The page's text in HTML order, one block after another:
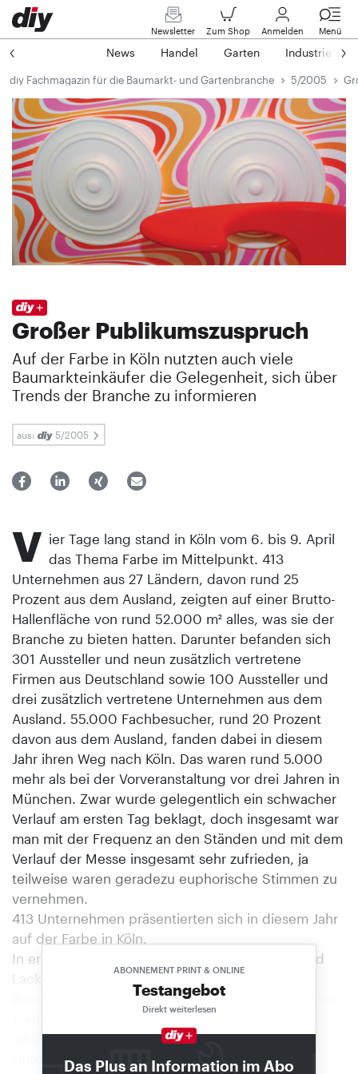
Newsletter Zum Shop Anmelden Menü
News Handel Garten Industrie
diy Fachmagazin für die Baumarkt- und Gartenbranche 5/2005
Großer Publikumszuspruch
Auf der Farbe in Köln nutzten auch viele
Baumarkteinkäufer die Gelegenheit, sich über
Trends der Branche zu informieren
aus: 5/2005
Das Plus an Information im Abo
ABONNEMENT PRINT & ONLINE
Testangebot
Direkt weiterlesen
V ier Tage lang stand in Köln vom 6. bis 9. April
das Thema Farbe im Mittelpunkt. 413
Unternehmen aus 27 Ländern, davon rund 25
Prozent aus dem Ausland, zeigten auf einer Brutto-
Hallenfläche von rund 52.000 m² alles, was sie der
Branche zu bieten hatten. Darunter befanden sich
301 Aussteller und neun zusätzlich vertretene
Firmen aus Deutschland sowie 100 Aussteller und
drei zusätzlich vertretene Unternehmen aus dem
Ausland. 55.000 Fachbesucher, rund 20 Prozent
davon aus dem Ausland, fanden dabei in diesem
Jahr ihren Weg nach Köln. Das waren rund 5.000
mehr als bei der Vorveranstaltung vor drei Jahren in
München. Zwar wurde gelegentlich ein schwacher
Verlauf am ersten Tag beklagt, doch insgesamt war
man mit der Frequenz an den Ständen und mit dem
Verlauf der Messe insgesamt sehr zufrieden, ja
teilweise waren geradezu euphorische Stimmen zu
vernehmen.
413 Unternehmen präsentierten sich in diesem Jahr
auf der Farbe in Köln.
In erster Linie richtet sich die Farbe an Maler und
Lackierer. Doch auch die Einkäufer aus den
Baumärkten nutzen dort die Gelegenheit, sich über
Trends in den gezeigten Produktsegmenten zu
informieren. Grund genug für die ausstellenden
Unternehmen auch Personal auf die Messe zu